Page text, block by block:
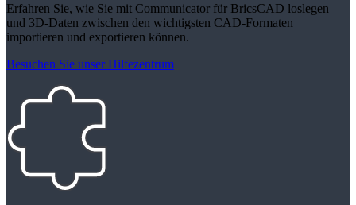
Erfahren Sie, wie Sie mit Communicator für BricsCAD loslegen
und 3D-Daten zwischen den wichtigsten CAD-Formaten
importieren und exportieren können.
Besuchen Sie unser Hilfezentrum